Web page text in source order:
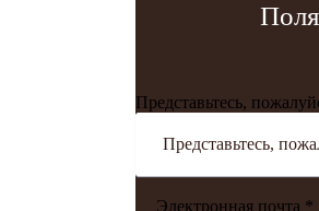
Представьтесь,
Электронная почта *